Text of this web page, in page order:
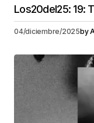
Los20del25: 19:
04/diciembre/2025by